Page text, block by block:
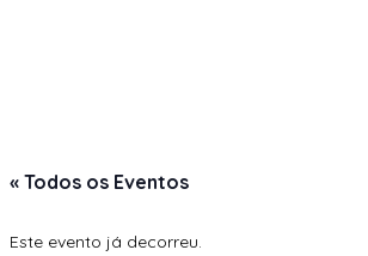
« Todos os Eventos
Este evento já decorreu.